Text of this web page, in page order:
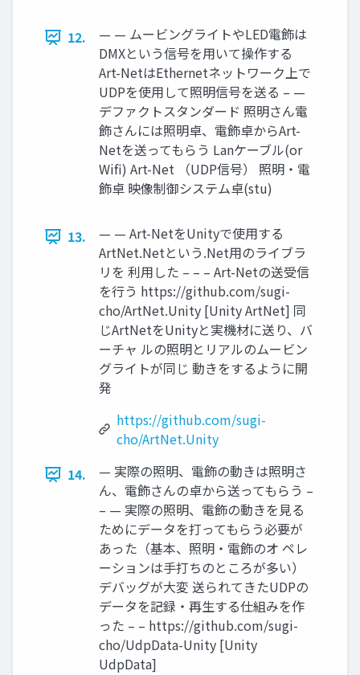
12.
— — ムービングライトやLED電飾は
DMXという信号を用いて操作する
Art-NetはEthernetネットワーク上で
UDPを使用して照明信号を送る – —
デファクトスタンダード 照明さん電
飾さんには照明卓、電飾卓からArt-
Netを送ってもらう Lanケーブル(or
Wiﬁ) Art-Net （UDP信号） 照明・電
飾卓 映像制御システム卓(stu)
13.
— — Art-NetをUnityで使用する
ArtNet.Netという.Net用のライブラ
リを 利用した – – – Art-Netの送受信
を行う https://github.com/sugi-
cho/ArtNet.Unity [Unity ArtNet] 同
じArtNetをUnityと実機材に送り、バ
ーチャ ルの照明とリアルのムービン
グライトが同じ 動きをするように開
発
https://github.com/sugi-
cho/ArtNet.Unity
14.
— 実際の照明、電飾の動きは照明さ
ん、電飾さんの卓から送ってもらう –
– — 実際の照明、電飾の動きを見る
ためにデータを打ってもらう必要が
あった（基本、照明・電飾のオ ペレ
ーションは手打ちのところが多い）
デバッグが大変 送られてきたUDPの
データを記録・再生する仕組みを作
った – – https://github.com/sugi-
cho/UdpData-Unity [Unity
UdpData]